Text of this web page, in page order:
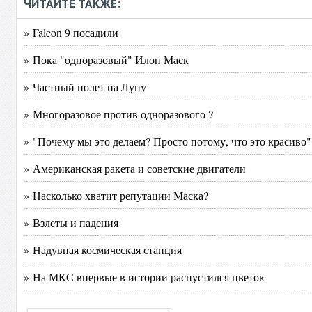
ЧИТАЙТЕ ТАКЖЕ:
» Falcon 9 посадили
» Пока "одноразовый" Илон Маск
» Частный полет на Луну
» Многоразовое против одноразового ?
» "Почему мы это делаем? Просто потому, что это
» Американская ракета и советские двигатели
» Насколько хватит репутации Маска?
» Взлеты и падения
» Надувная космическая станция
» На МКС впервые в истории распустился цветок